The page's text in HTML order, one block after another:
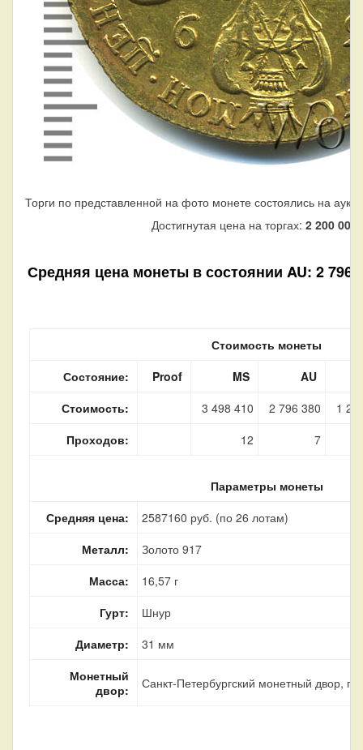
Торги по представленной на фото монете состоялись на
Достигнутая цена на торгах: 2 200 000
Средняя цена монеты в состоянии AU: 2 796
Стоимость монеты
Состояние:
Proof MS
AU
Стоимость:
3 498 410 2 796 380
1
Проходов:
12 7
Параметры монеты
Средняя цена:
2587160 руб. (по 26 лотам)
Металл:
Золото 917
Масса:
16,57 г
Гурт:
Шнур
Диаметр:
31 мм
Монетный
двор:
Санкт-Петербургский монетный двор, г.